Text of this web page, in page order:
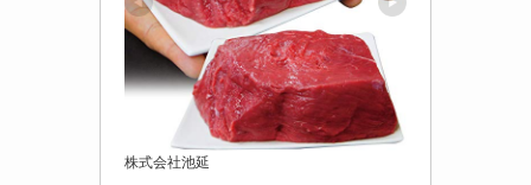
株式会社池延